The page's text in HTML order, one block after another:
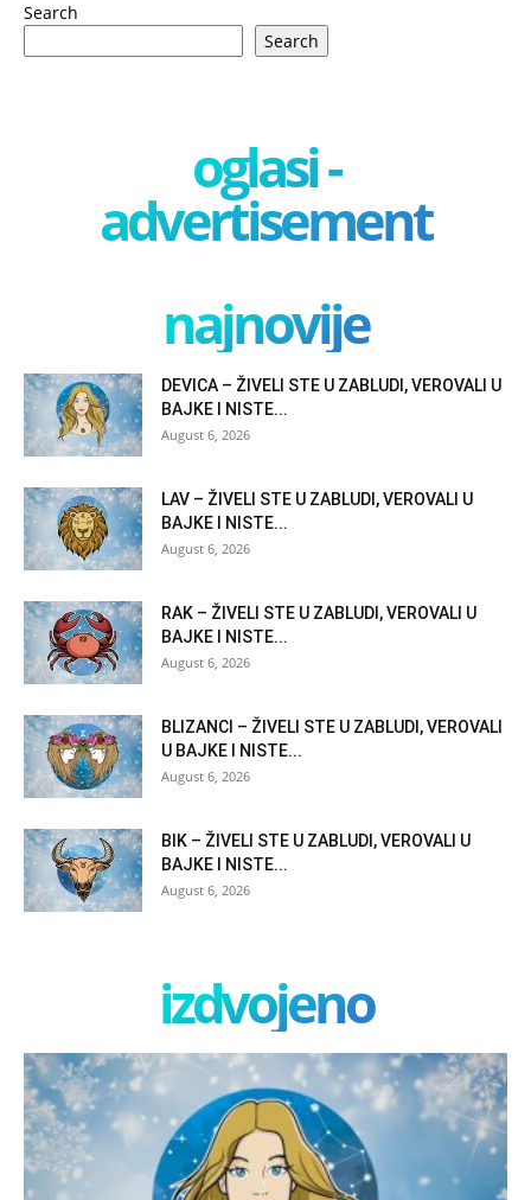
Search
Search
oglasi -
advertisement
najnovije
DEVICA – ŽIVELI STE U ZABLUDI, VEROVALI U
BAJKE I NISTE...
August 6, 2026
LAV – ŽIVELI STE U ZABLUDI, VEROVALI U
BAJKE I NISTE...
August 6, 2026
RAK – ŽIVELI STE U ZABLUDI, VEROVALI U
BAJKE I NISTE...
August 6, 2026
BLIZANCI – ŽIVELI STE U ZABLUDI, VEROVALI
U BAJKE I NISTE...
August 6, 2026
BIK – ŽIVELI STE U ZABLUDI, VEROVALI U
BAJKE I NISTE...
August 6, 2026
izdvojeno